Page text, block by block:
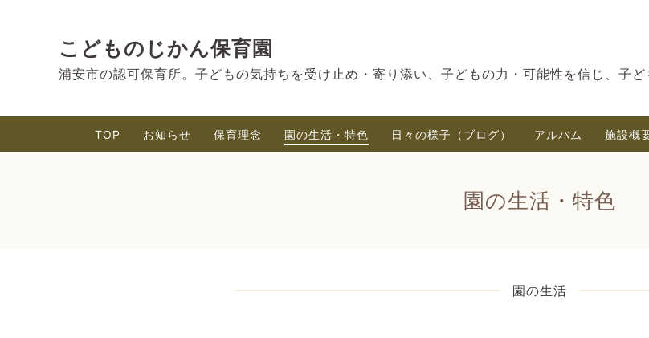
こどものじかん保育園
浦安市の認可保育所。子どもの気持ちを受け止め・寄り添い、子どもの力・可能性を信じ、子ど
TOP お知らせ 保育理念 園の生活・特色 日々の様子（ブログ） アルバム 施設概
園の生活・特色
園の生活